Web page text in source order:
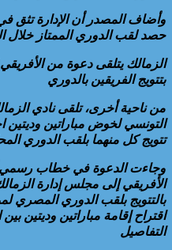
وأضاف المصدر أن الإدارة تثق
حصد لقب الدوري الممتاز خلال
الزمالك يتلقى دعوة من
بتتويج الفريقين بالدوري
من ناحية أخرى، تلقى نادي
التونسي لخوض مباراتين وديتين
تتويج كل منهما بلقب الدوري
وجاءت الدعوة في خطاب رسمي
الأفريقي إلى مجلس إدارة
اقتراح إقامة مباراتين وديتين
التفاصيل